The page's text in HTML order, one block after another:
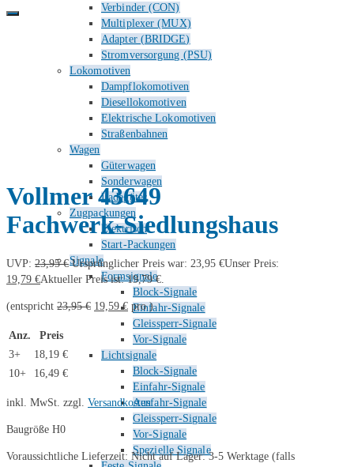
Verbinder (CON)
Multiplexer (MUX)
Adapter (BRIDGE)
Stromversorgung (PSU)
Lokomotiven
Dampflokomotiven
Diesellokomotiven
Elektrische Lokomotiven
Straßenbahnen
Wagen
Güterwagen
Sonderwagen
Ladegüter
Zugpackungen
Elektrisch
Start-Packungen
Signale
Formsignale
Block-Signale
Einfahr-Signale
Gleissperr-Signale
Vor-Signale
Lichtsignale
Block-Signale
Einfahr-Signale
Ausfahr-Signale
Gleissperr-Signale
Vor-Signale
Spezielle Signale
Vollmer 43649
Fachwerk-Siedlungshaus
UVP: 23,95€ Ursprünglicher Preis war: 23,95 €Unser Preis:
19,79 €Aktueller Preis ist: 19,79 €.
(entspricht 23,95€ 19,59€ pro )
Anz.
Preis
3+
18,19 €
10+
16,49 €
inkl. MwSt. zzgl. Versandkosten
Baugröße H0
Voraussichtliche Lieferzeit: Nicht auf Lager: 3-5 Werktage (falls